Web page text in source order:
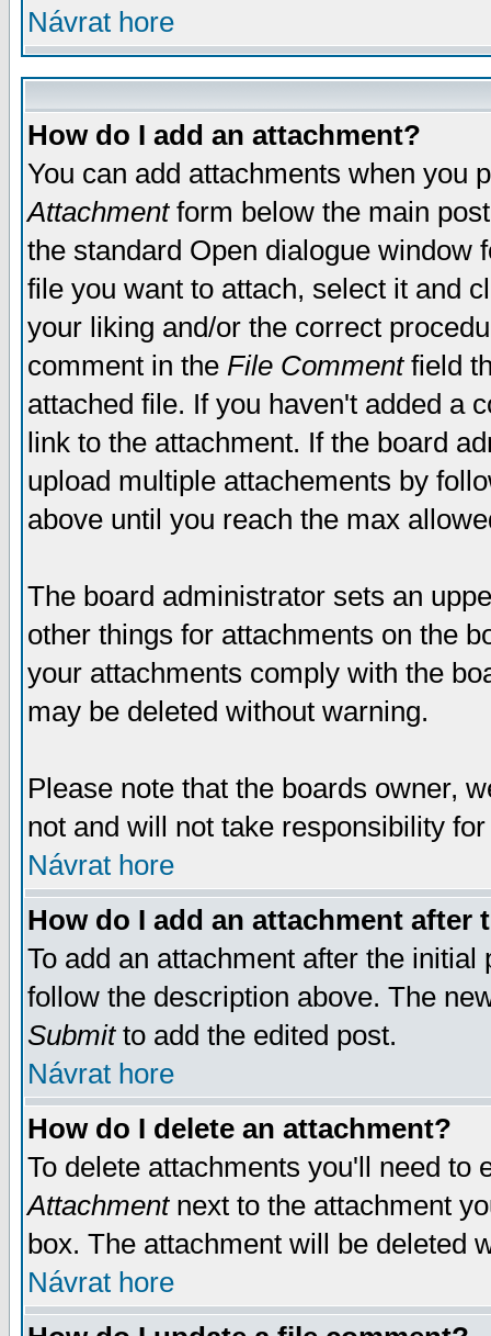
Návrat hore
How do I add an attachment?
You can add attachments when you
Attachmentform below the main
the standard Open dialogue window
file you want to attach, select it and
your liking and/or the correct
comment in the File Commentfield
attached file. If you haven't added a
link to the attachment. If the board
upload multiple attachements by
above until you reach the max
The board administrator sets an
other things for attachments on the
your attachments comply with the
may be deleted without warning.
Please note that the boards owner,
not and will not take responsibility
Návrat hore
How do I add an attachment after
To add an attachment after the
follow the description above. The
Submitto add the edited post.
Návrat hore
How do I delete an attachment?
To delete attachments you'll need
Attachmentnext to the attachment
box. The attachment will be deleted
Návrat hore